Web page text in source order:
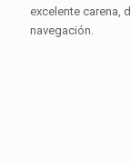
excelente carena,
navegación.